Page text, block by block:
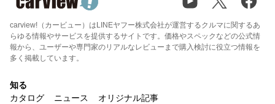
carview!（カービュー）はLINEヤフー株式会社が運営するクルマに関するあ
らゆる情報やサービスを提供するサイトです。価格やスペックなどの公式情
報から、ユーザーや専門家のリアルなレビューまで購入検討に役立つ情報を
多く掲載しています。
知る
カタログ
ニュース オリジナル記事